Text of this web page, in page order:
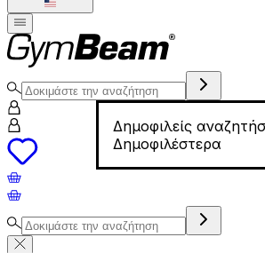
Δημοφιλείς
Δημοφιλέστερα